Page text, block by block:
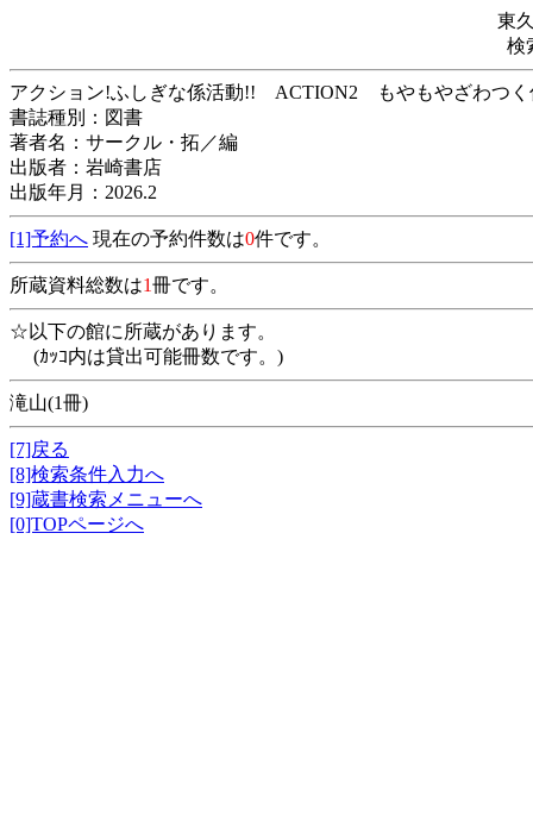
東
検
アクション!ふしぎな係活動!! ACTION2 もや
書誌種別：図書
著者名：サークル・拓／編
出版者：岩崎書店
出版年月：2026.2
[1]予約へ 現在の予約件数は0件です。
所蔵資料総数は1冊です。
☆以下の館に所蔵があります。
(ｶｯｺ内は貸出可能冊数です。)
滝山(1冊)
[7]戻る
[8]検索条件入力へ
[9]蔵書検索メニューへ
[0]TOPページへ